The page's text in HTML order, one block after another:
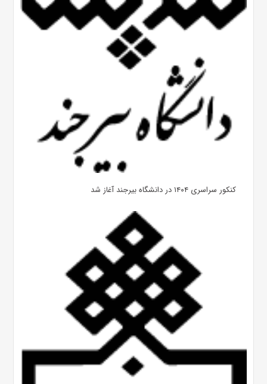
کنکور سراسری ۱۴۰۴ در دانشگاه بیرجند آغاز شد